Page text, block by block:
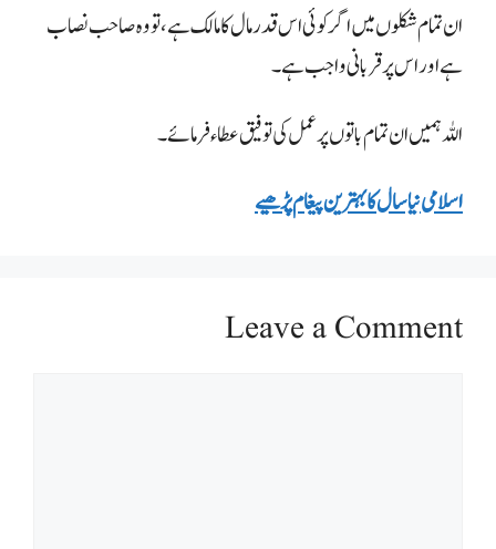
ان تمام شکلوں میں اگر کوئی اس قدر مال کا مالک ہے، تو وہ صاحب نصاب
ہے اور اس پر قربانی واجب ہے۔
اللہ ہمیں ان تمام باتوں پر عمل کی توفیق عطاء فرمائے۔
اسلامی نیا سال کا بہترین پیغام پڑھیے
Leave a Comment